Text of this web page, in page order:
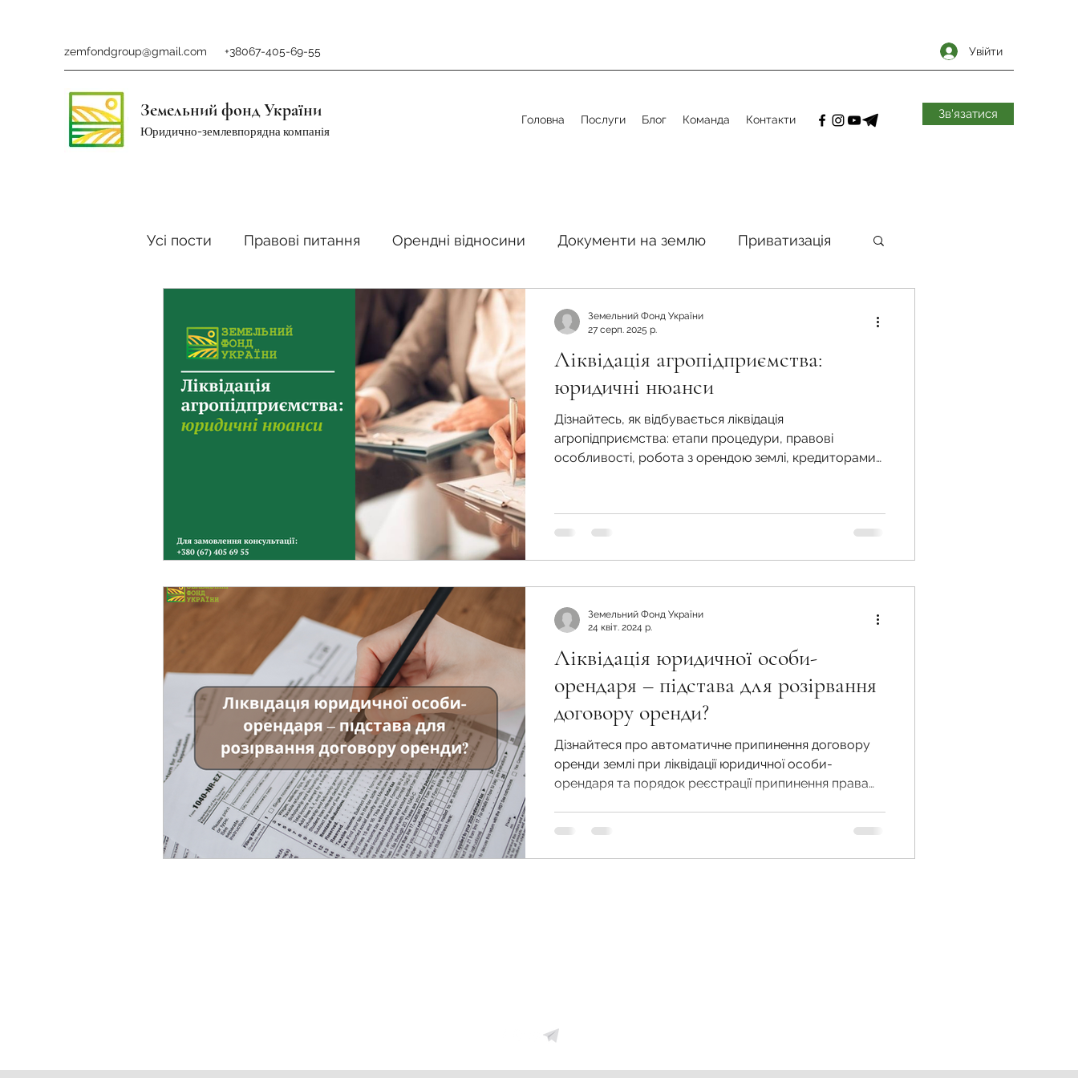
zemfondgroup@gmail.com +38067-405-69-55 Увійти
Земельний фонд України
Юридично-землевпорядна компанія
Головна Послуги Блог Команда Контакти Зв'язатися
Усі пости Правові питання Орендні відносини Документи на землю Приватизація
Податки стосовно земельної сфери
Фермерське господарство Спадкування земельної ділянки
Новини земельного законодавства Земельні питання Військова служба
Нормативно-грошова оцінка Суд Будівництво
Сервітут Державна реєстрація земельних прав Юридичні питання у воєнний час
Загальні правові питання
Ліквідація агропідприємства:
юридичні нюанси
Дізнайтесь, як відбувається ліквідація
агропідприємства: етапи процедури, правові
особливості, робота з орендою землі, кредиторами
Земельний Фонд України
27 серп. 2025 р.
Ліквідація юридичної особи-
орендаря – підстава для розірвання
договору оренди?
Дізнайтеся про автоматичне припинення договору
оренди землі при ліквідації юридичної особи-
орендаря та порядок реєстрації припинення права
Земельний Фонд України
24 квіт. 2024 р.